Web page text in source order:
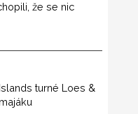
že se nic
turné Loes &